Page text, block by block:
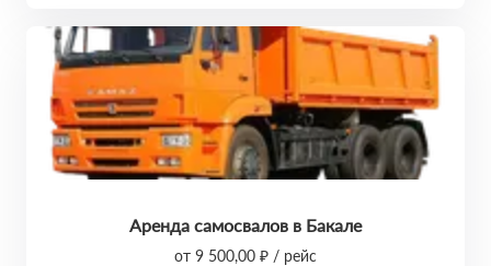
Аренда самосвалов в Бакале
от 9 500,00 ₽ / рейс